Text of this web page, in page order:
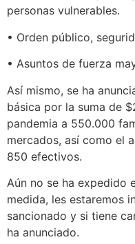
personas vulnerables.
• Orden público,
• Asuntos de fuerza
Así mismo, se ha
básica por la suma de
pandemia a 550.000
mercados, así como el
850 efectivos.
Aún no se ha expedido
medida, les estaremos
sancionado y si tiene
ha anunciado.